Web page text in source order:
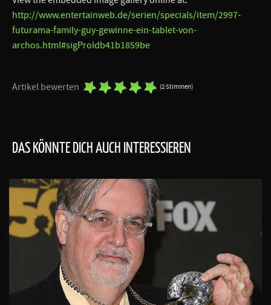
http://www.entertainweb.de/serien/specials/item/2997-
futurama-family-guy-gewinne-ein-tablet-von-
archos.html#sigProIdb41b1859be
Artikel bewerten (2 Stimmen)
DAS KÖNNTE DICH AUCH INTERESSIEREN